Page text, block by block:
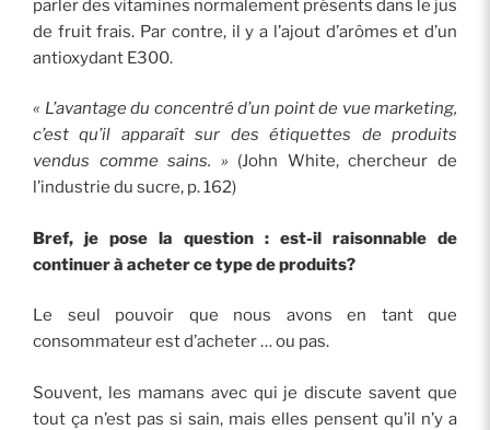
parler des vitamines normalement présents dans le jus
de fruit frais. Par contre, il y a l’ajout d’arômes et d’un
antioxydant E300.
« L’avantage du concentré d’un point de vue marketing,
c’est qu’il apparaît sur des étiquettes de produits
vendus comme sains. » (John White, chercheur de
l’industrie du sucre, p. 162)
Bref, je pose la question : est-il raisonnable de
continuer à acheter ce type de produits?
Le seul pouvoir que nous avons en tant que
consommateur est d’acheter … ou pas.
Souvent, les mamans avec qui je discute savent que
tout ça n’est pas si sain, mais elles pensent qu’il n’y a